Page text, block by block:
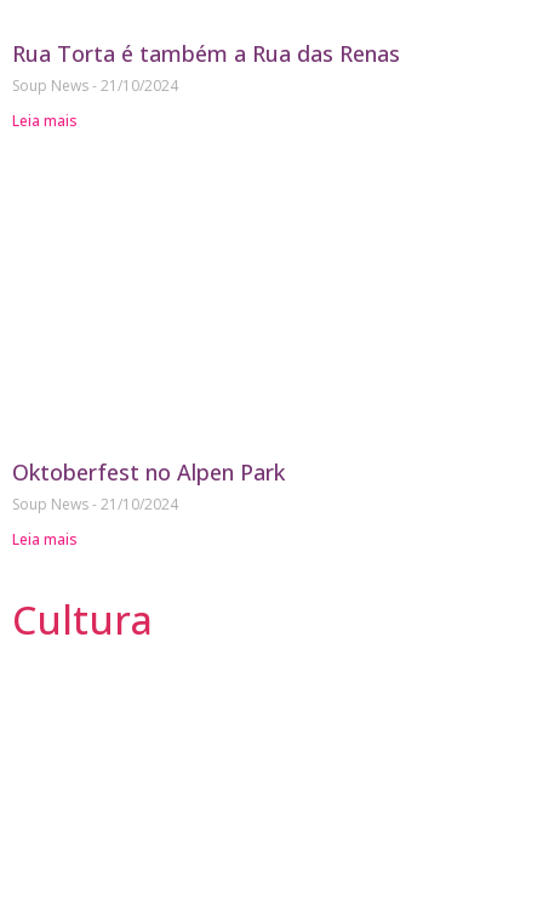
Rua Torta é também a Rua das Renas
Soup News 21/10/2024
Leia mais
Oktoberfest no Alpen Park
Soup News 21/10/2024
Leia mais
Cultura